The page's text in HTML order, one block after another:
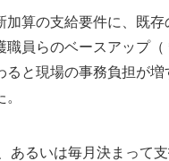
加算の支給要件に、既
職員らのベースアップ
ると現場の事務負担が
あるいは毎月決まって